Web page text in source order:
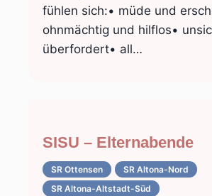
fühlen sich:• müde und
ohnmächtig und hilflos•
überfordert• all…
SISU – Elternabende
SR Ottensen
SR Altona-Nord
SR Altona-Altstadt-Süd